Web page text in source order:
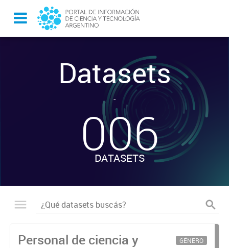
Datasets
-
006
DATASETS
Personal de ciencia y
GÉNERO